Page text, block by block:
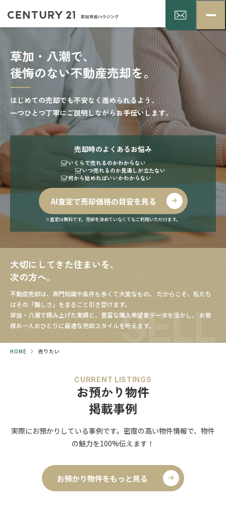
草加・八潮で、
後悔のない不動産売却を。
はじめての売却でも不安なく進められるよう、
一つひとつ丁寧にご説明しながらお手伝いします。
売却時のよくあるお悩み
いくらで売れるのかわからない
いつ売れるのか見通しが立たない
何から始めればいいかわからない
AI査定で売却価格の目安を見る
※査定は無料です。売却を決めていなくてもご利用いただけます。
SELL
大切にしてきた住まいを、
次の方へ。
不動産売却は、専門知識や条件も多くて大変なもの。
だからこそ、私たち
はその「難しさ」をまるごと引き受けます。
草加・八潮で積み上げた実績と、豊富な購入希望者データを活かし、お客
様お一人おひとりに最適な売却スタイルを叶えます。
HOME 売りたい
CURRENT LISTINGS
お預かり物件
掲載事例
実際にお預かりしている事例です。 密度の高い物件情報で、 物件
の魅力を100%伝えます！
お預かり物件をもっと見る